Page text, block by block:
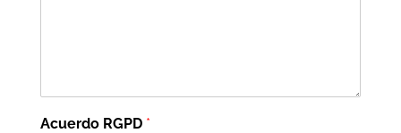
Acuerdo RGPD *